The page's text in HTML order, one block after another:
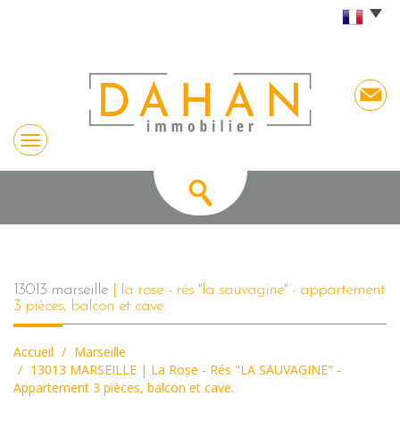
13013 marseille
| la rose - rés "la sauvagine" - appartement
3 pièces, balcon et cave.
Accueil
Marseille
13013 MARSEILLE | La Rose - Rés "LA SAUVAGINE" -
Appartement 3 pièces, balcon et cave.